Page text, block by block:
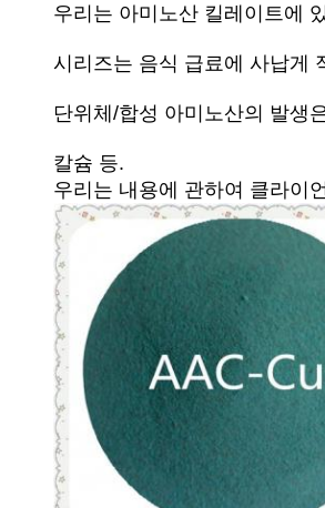
우리는 아미노산 킬레이트에
시리즈는 음식 급료에 사납게
단위체/합성 아미노산의 발생
칼슘 등.
우리는 내용에 관하여 클라이